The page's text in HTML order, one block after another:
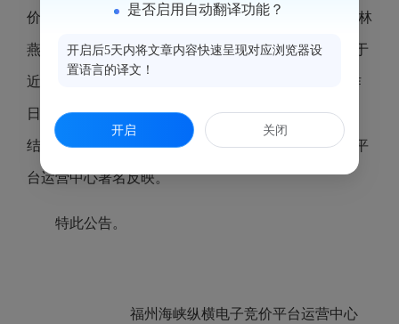
价。最终该标的以租金2010（元/月）成交，承租人为林
燕平，竞价活动已经结束，该项目相关的交割手续将于
近期办理。现将本次竞价结果进行公告，公告5个工作
日（公告期：2024年2月21日-2024年2月27日），对本
结果有异议者请在公告期内向福州海峡纵横电子竞价平
台运营中心署名反映。
特此公告。
福州海峡纵横电子竞价平台运营中心
是否启用自动翻译功能？
开启后5天内将文章内容快速呈现对应浏览器设
置语言的译文！
开启 关闭